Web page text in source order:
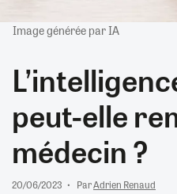
Image générée par IA
peut-elle
médecin ?
20/06/2023 ParAdrien Renaud